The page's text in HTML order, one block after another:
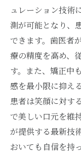
ュレーション技術
測が可能となり、
できます。歯医者
療の精度を高め、
す。また、矯正中
感を最小限に抑え
患者は笑顔に対す
で美しい口元を維
が提供する最新技
おいても自信を持